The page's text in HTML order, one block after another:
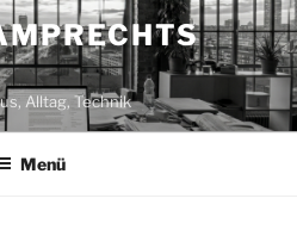
Alltag, Technik
Menü